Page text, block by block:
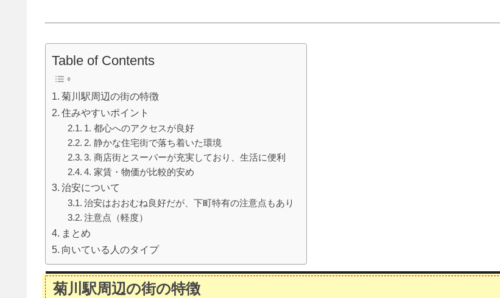
Table of Contents
菊川駅周辺の街の特徴
住みやすいポイント
1. 都心へのアクセスが良好
2. 静かな住宅街で落ち着いた環境
3. 商店街とスーパーが充実しており、生活に便利
4. 家賃・物価が比較的安め
治安について
治安はおおむね良好だが、下町特有の注意点もあり
注意点（軽度）
まとめ
向いている人のタイプ
菊川駅周辺の街の特徴